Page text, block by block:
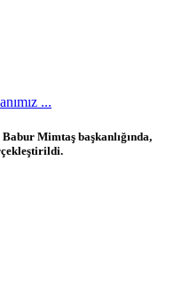
...
Mimtaş başkanlığında,